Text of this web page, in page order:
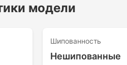
модели
Шипованность
Нешипованные